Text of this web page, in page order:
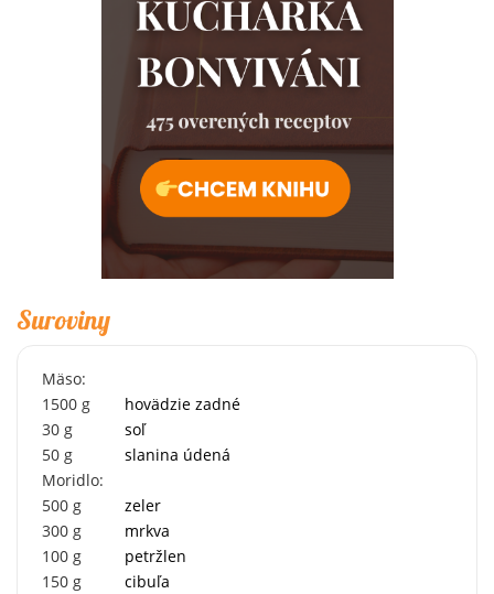
Suroviny
Mäso:
1500 g
hovädzie zadné
30 g
soľ
50 g
slanina údená
Moridlo:
500 g
zeler
300 g
mrkva
100 g
petržlen
150 g
cibuľa